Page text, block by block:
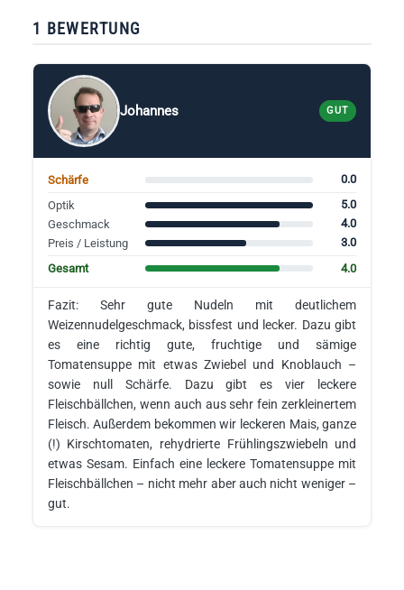
1 BEWERTUNG
Johannes GUT
Schärfe
0.0
Optik
5.0
Geschmack
4.0
Preis / Leistung
3.0
Gesamt
4.0
Fazit: Sehr gute Nudeln mit deutlichem
Weizennudelgeschmack, bissfest und lecker. Dazu gibt
es eine richtig gute, fruchtige und sämige
Tomatensuppe mit etwas Zwiebel und Knoblauch –
sowie null Schärfe. Dazu gibt es vier leckere
Fleischbällchen, wenn auch aus sehr fein zerkleinertem
Fleisch. Außerdem bekommen wir leckeren Mais, ganze
(!) Kirschtomaten, rehydrierte Frühlingszwiebeln und
etwas Sesam. Einfach eine leckere Tomatensuppe mit
Fleischbällchen – nicht mehr aber auch nicht weniger –
gut.